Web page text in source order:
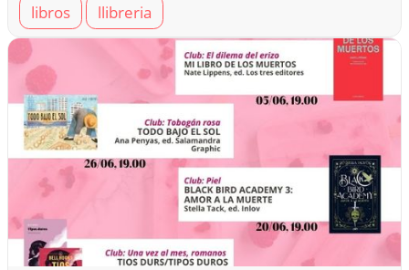
libros
llibreria